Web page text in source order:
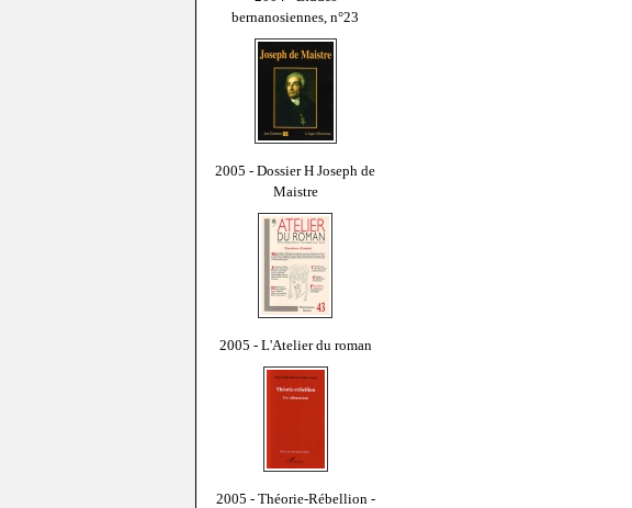
bernanosiennes, n°23
2005 - Dossier H Joseph de
Maistre
2005 - L'Atelier du roman
2005 - Théorie-Rébellion -